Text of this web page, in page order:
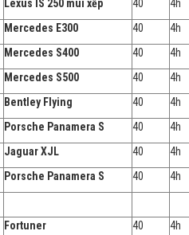
Lexus IS 250 mui xếp
40 4h
Mercedes E300
40 4h
Mercedes S400
40 4h
Mercedes S500
40 4h
Bentley Flying
40 4h
Porsche Panamera S
40 4h
Jaguar XJL
40 4h
Porsche Panamera S
40 4h
Fortuner
40 4h